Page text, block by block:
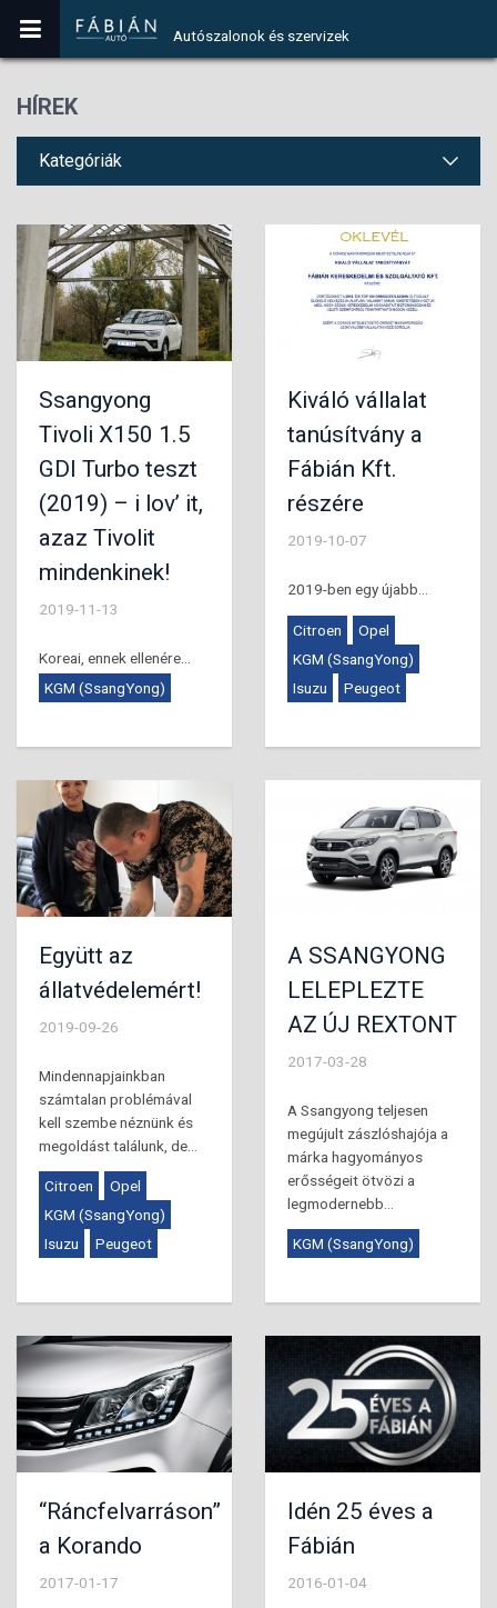
Autószalonok és szervizek
HÍREK
Kategóriák
Ssangyong
Tivoli X150 1.5
GDI Turbo teszt
(2019) – i lov’ it,
azaz Tivolit
mindenkinek!
2019-11-13
Koreai, ennek ellenére...
KGM (SsangYong)
Kiváló vállalat
tanúsítvány a
Fábián Kft.
részére
2019-10-07
2019-ben egy újabb...
Citroen
Opel
KGM (SsangYong)
Isuzu
Peugeot
Együtt az
állatvédelemért!
2019-09-26
Mindennapjainkban
számtalan problémával
kell szembe néznünk és
megoldást találunk, de...
Citroen
Opel
KGM (SsangYong)
Isuzu
Peugeot
A SSANGYONG
LELEPLEZTE
AZ ÚJ REXTONT
2017-03-28
A Ssangyong teljesen
megújult zászlóshajója a
márka hagyományos
erősségeit ötvözi a
legmodernebb...
KGM (SsangYong)
“Ráncfelvarráson”
a Korando
2017-01-17
Idén 25 éves a
Fábián
2016-01-04